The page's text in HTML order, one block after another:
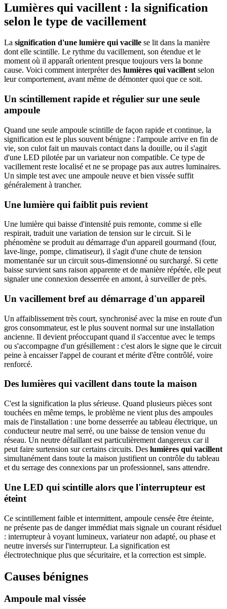
Lumières qui vacillent : la signification
selon le type de vacillement
La signification d'une lumière qui vacille se lit dans la manière
dont elle scintille. Le rythme du vacillement, son étendue et le
moment où il apparaît orientent presque toujours vers la bonne
cause. Voici comment interpréter des lumières qui vacillentselon
leur comportement, avant même de démonter quoi que ce soit.
Un scintillement rapide et régulier sur une seule
ampoule
Quand une seule ampoule scintille de façon rapide et continue, la
signification est le plus souvent bénigne : l'ampoule arrive en fin de
vie, son culot fait un mauvais contact dans la douille, ou il s'agit
d'une LED pilotée par un variateur non compatible. Ce type de
vacillement reste localisé et ne se propage pas aux autres luminaires.
Un simple test avec une ampoule neuve et bien vissée suffit
généralement à trancher.
Une lumière qui faiblit puis revient
Une lumière qui baisse d'intensité puis remonte, comme si elle
respirait, traduit une variation de tension sur le circuit. Si le
phénomène se produit au démarrage d'un appareil gourmand (four,
lave-linge, pompe, climatiseur), il s'agit d'une chute de tension
momentanée sur un circuit sous-dimensionné ou surchargé. Si cette
baisse survient sans raison apparente et de manière répétée, elle peut
signaler une connexion desserrée en amont, à surveiller de près.
Un vacillement bref au démarrage d'un appareil
Un affaiblissement très court, synchronisé avec la mise en route d'un
gros consommateur, est le plus souvent normal sur une installation
ancienne. Il devient préoccupant quand il s'accentue avec le temps
ou s'accompagne d'un grésillement : c'est alors le signe que le circuit
peine à encaisser l'appel de courant et mérite d'être contrôlé, voire
renforcé.
Des lumières qui vacillent dans toute la maison
C'est la signification la plus sérieuse. Quand plusieurs pièces sont
touchées en même temps, le problème ne vient plus des ampoules
mais de l'installation : une borne desserrée au tableau électrique, un
conducteur neutre mal serré, ou une baisse de tension venue du
réseau. Un neutre défaillant est particulièrement dangereux car il
peut faire surtension sur certains circuits. Des lumières qui vacillent
simultanément dans toute la maison justifient un contrôle du tableau
et du serrage des connexions par un professionnel, sans attendre.
Une LED qui scintille alors que l'interrupteur est
éteint
Ce scintillement faible et intermittent, ampoule censée être éteinte,
ne présente pas de danger immédiat mais signale un courant résiduel
: interrupteur à voyant lumineux, variateur non adapté, ou phase et
neutre inversés sur l'interrupteur. La signification est
électrotechnique plus que sécuritaire, et la correction est simple.
Causes bénignes
Ampoule mal vissée